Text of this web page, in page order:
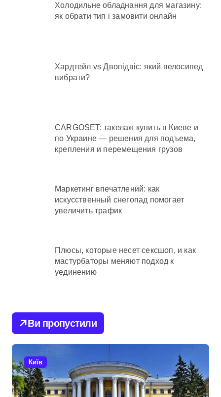
Холодильне обладнання для магазину:
як обрати тип і замовити онлайн
Хардтейл vs Двопідвіс: який велосипед
вибрати?
CARGOSET: такелаж купить в Киеве и
по Украине — решения для подъема,
крепления и перемещения грузов
Маркетинг впечатлений: как
искусственный снегопад помогает
увеличить трафик
Плюсы, которые несет сексшоп, и как
мастурбаторы меняют подход к
уединению
Ви пропустили
Київ